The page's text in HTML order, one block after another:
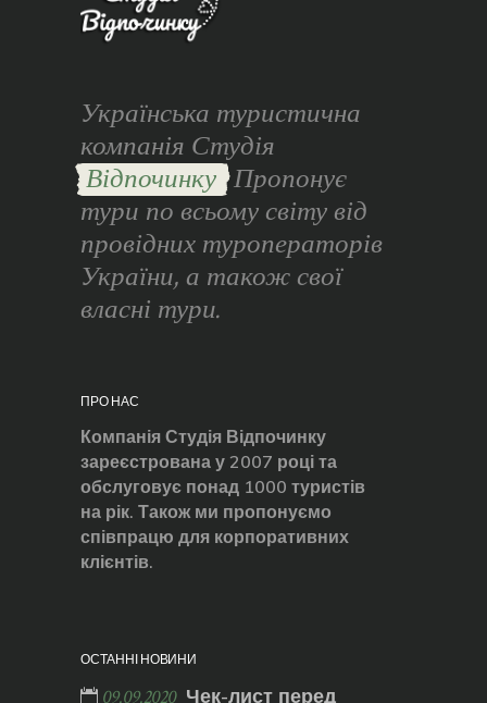
Українська туристична
компанія Студія
Відпочинку Пропонує
тури по всьому світу від
провідних туроператорів
України, а також свої
власні тури.
ПРО НАС
Компанія Студія Відпочинку
зареєстрована у 2007 році та
обслуговує понад 1000 туристів
на рік. Також ми пропонуємо
співпрацю для корпоративних
клієнтів.
ОСТАННІ НОВИНИ
09.09.2020 Чек-лист перед